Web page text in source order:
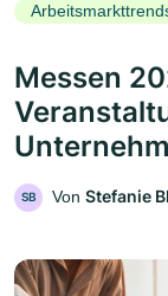
Messen
SB Von Stefanie